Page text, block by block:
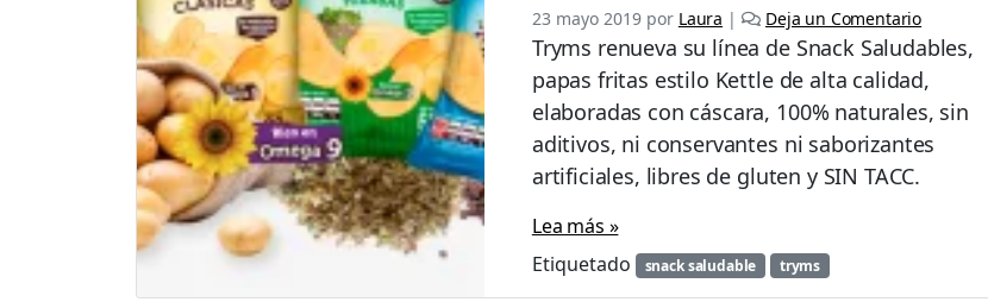
23 mayo 2019por Laura | Deja un Comentario
Tryms renueva su línea de Snack Saludables,
papas fritas estilo Kettle de alta calidad,
elaboradas con cáscara, 100% naturales, sin
aditivos, ni conservantes ni saborizantes
artificiales, libres de gluten y SIN TACC.
Lea más »
Etiquetado
snack saludable tryms